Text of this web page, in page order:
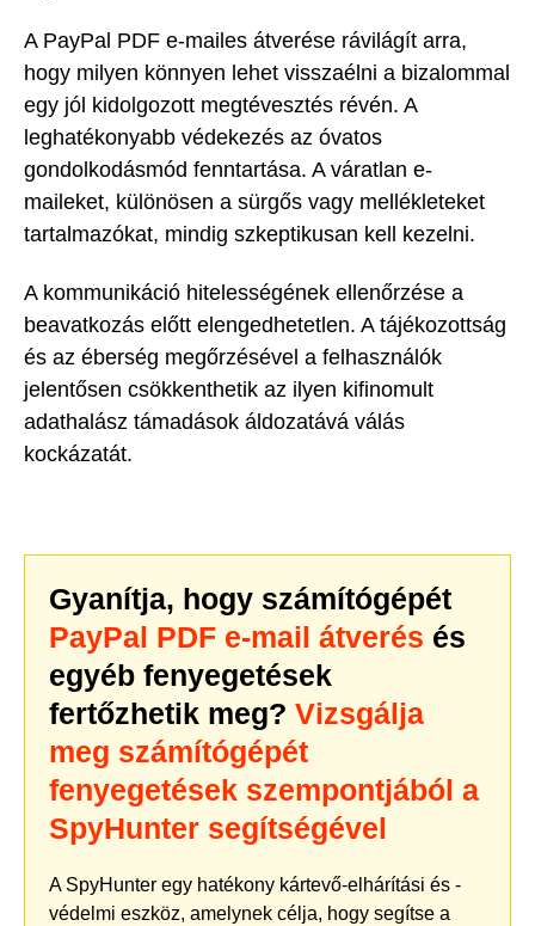
A PayPal PDF e-mailes átverése rávilágít arra,
hogy milyen könnyen lehet visszaélni a bizalommal
egy jól kidolgozott megtévesztés révén. A
leghatékonyabb védekezés az óvatos
gondolkodásmód fenntartása. A váratlan e-
maileket, különösen a sürgős vagy mellékleteket
tartalmazókat, mindig szkeptikusan kell kezelni.
A kommunikáció hitelességének ellenőrzése a
beavatkozás előtt elengedhetetlen. A tájékozottság
és az éberség megőrzésével a felhasználók
jelentősen csökkenthetik az ilyen kifinomult
adathalász támadások áldozatává válás
kockázatát.
Gyanítja, hogy számítógépét
PayPal PDF e-mail átverés és
egyéb fenyegetések
fertőzhetik meg? Vizsgálja
meg számítógépét
fenyegetések szempontjából a
SpyHunter segítségével
A SpyHunter egy hatékony kártevő-elhárítási és -
védelmi eszköz, amelynek célja, hogy segítse a